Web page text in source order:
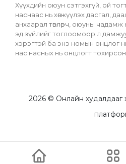
Хүүхдийн оюун сэтгэхгүй, ой
наснаас нь хөгжүүлэх дасгал,
анхаарал төвлөрч, оюуны
эд зүйлийг тоглоомоор л
хэрэгтэй ба энэ номын онцлог
нас насных нь онцлогт
2026© Онлайн худалдааг